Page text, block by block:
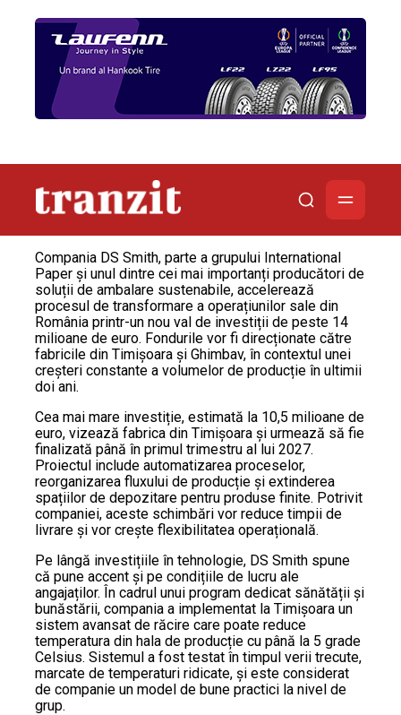
Compania DS Smith, parte a grupului International
Paper și unul dintre cei mai importanți producători de
soluții de ambalare sustenabile, accelerează
procesul de transformare a operațiunilor sale din
România printr-un nou val de investiții de peste 14
milioane de euro. Fondurile vor fi direcționate către
fabricile din Timișoara și Ghimbav, în contextul unei
creșteri constante a volumelor de producție în ultimii
doi ani.
Cea mai mare investiție, estimată la 10,5 milioane de
euro, vizează fabrica din Timișoara și urmează să fie
finalizată până în primul trimestru al lui 2027.
Proiectul include automatizarea proceselor,
reorganizarea fluxului de producție și extinderea
spațiilor de depozitare pentru produse finite. Potrivit
companiei, aceste schimbări vor reduce timpii de
livrare și vor crește flexibilitatea operațională.
Pe lângă investițiile în tehnologie, DS Smith spune
că pune accent și pe condițiile de lucru ale
angajaților. În cadrul unui program dedicat sănătății și
bunăstării, compania a implementat la Timișoara un
sistem avansat de răcire care poate reduce
temperatura din hala de producție cu până la 5 grade
Celsius. Sistemul a fost testat în timpul verii trecute,
marcate de temperaturi ridicate, și este considerat
de companie un model de bune practici la nivel de
grup.